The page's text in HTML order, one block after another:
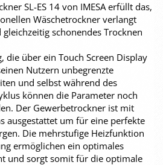
SL-ES 14 von IMESA erfüllt das,
Wäschetrockner verlangt
schonendes Trocknen
die über ein Touch Screen Display
Nutzern unbegrenzte
und selbst während des
können die Parameter noch
Der Gewerbetrockner ist mit
ausgestattet um für eine perfekte
Die mehrstufige Heizfunktion
ermöglichen ein optimales
und sorgt somit für die optimale